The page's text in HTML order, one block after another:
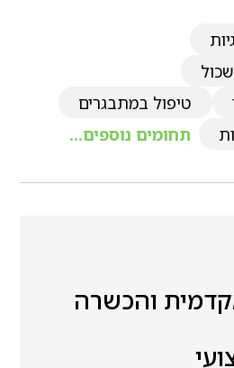
טיפול במתבגרים
תחומים נוספים...
והכשרה